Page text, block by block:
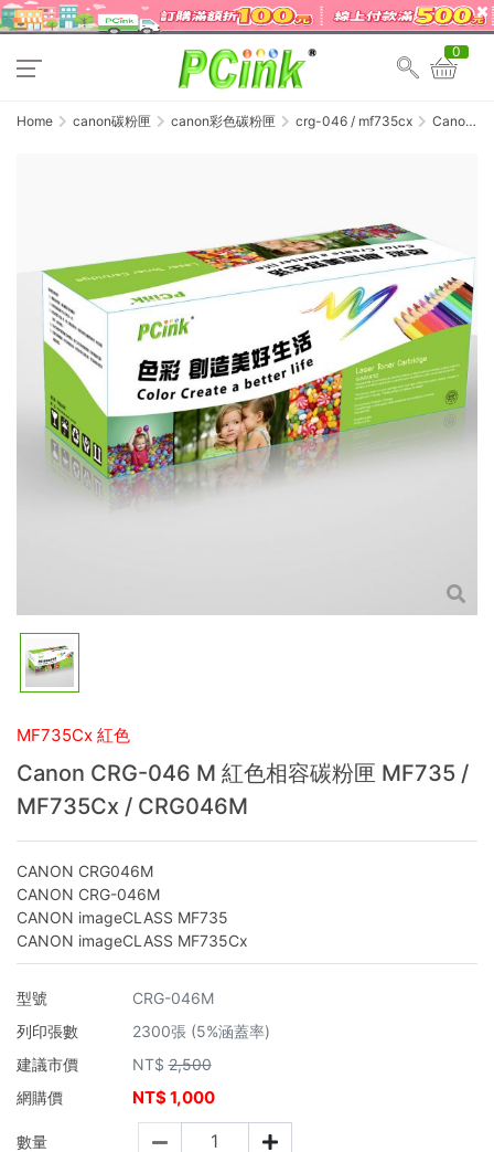
0
Home canon碳粉匣 canon彩色碳粉匣 crg-046 / mf735cx
Canon
/
CRG046M
MF735Cx 紅色
Canon CRG-046 M 紅色相容碳粉匣 MF735 /
MF735Cx / CRG046M
CANON CRG046M
CANON CRG-046M
CANON imageCLASS MF735
CANON imageCLASS MF735Cx
型號
CRG-046M
列印張數
2300張 (5%涵蓋率)
建議市價
NT$ 2,500
網購價
NT$1,000
數量